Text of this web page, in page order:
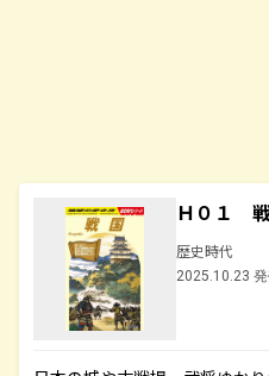
Ｈ０１
歴史時代
2025.10.23